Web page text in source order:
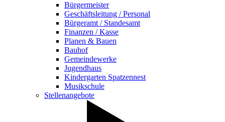
Bürgermeister
Geschäftsleitung / Personal
Bürgeramt / Standesamt
Finanzen / Kasse
Planen & Bauen
Bauhof
Gemeindewerke
Jugendhaus
Kindergarten Spatzennest
Musikschule
Stellenangebote